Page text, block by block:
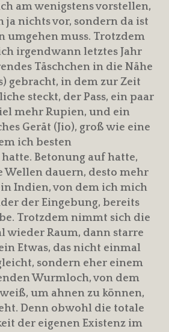
am wenigstens vorstellen,
ja nichts vor, sondern da ist
umgehen muss. Trotzdem
irgendwann letztes Jahr
Täschchen in die Nähe
gebracht, in dem zur Zeit
steckt, der Pass, ein paar
mehr Rupien, und ein
Gerät (Jio), groß wie eine
ich besten
Betonung auf hatte,
Wellen dauern, desto mehr
Indien, von dem ich mich
der Eingebung, bereits
Trotzdem nimmt sich die
wieder Raum, dann starre
Etwas, das nicht einmal
sondern eher einem
Wurmloch, von dem
um ahnen zu können,
Denn obwohl die totale
der eigenen Existenz im